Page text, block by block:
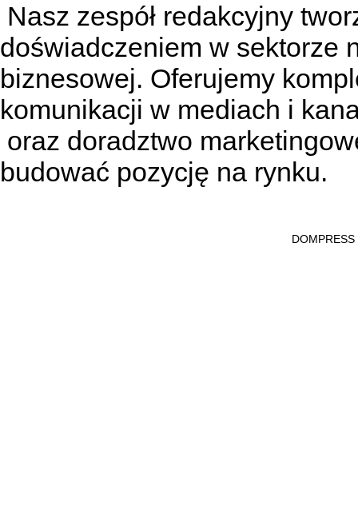
Nasz zespół redakcyjny
doświadczeniem w sektorze
biznesowej. Oferujemy
komunikacji w mediach i
oraz doradztwo
budować pozycję na rynku.